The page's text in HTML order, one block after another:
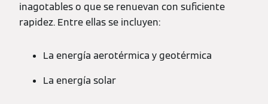
inagotables o que se renuevan con suficiente
rapidez. Entre ellas se incluyen:
La energía aerotérmica y geotérmica
La energía solar